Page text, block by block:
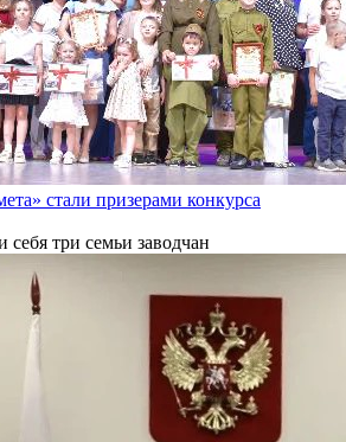
стали призерами конкурса
три семьи заводчан